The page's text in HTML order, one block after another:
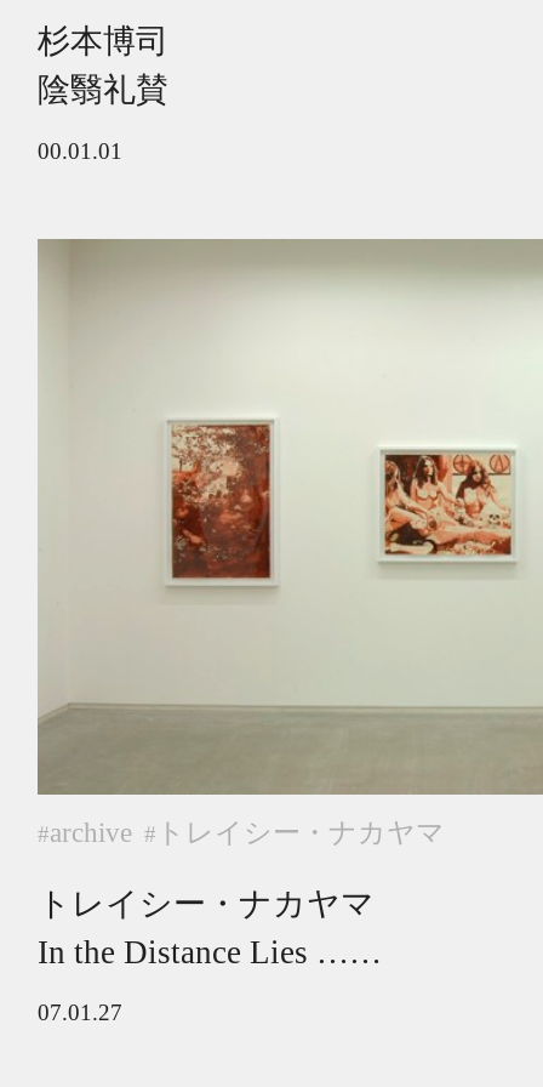
杉本博司
陰翳礼賛
00.01.01
#archive # トレイシー・ナカヤマ
トレイシー・ナカヤマ
In the Distance Lies ……
07.01.27